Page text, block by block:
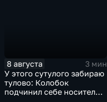
8 августа
3 мин
У этого сутулого забираю
тулово: Колобок
подчинил себе носителя в